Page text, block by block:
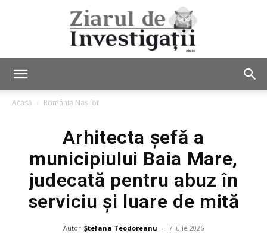
de
Acasă România Nașilor
Arhitecta șefă a
municipiului Baia Mare,
judecată pentru abuz în
serviciu și luare de mită
Autor Ștefana Teodoreanu - 7 iulie 2026